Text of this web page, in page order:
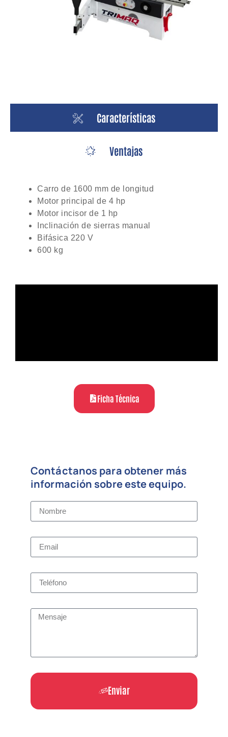
Características
Ventajas
Carro de 1600 mm de longitud
Motor principal de 4 hp
Motor incisor de 1 hp
Inclinación de sierras manual
Bifásica 220 V
600 kg
Ficha Técnica
Contáctanos para obtener más
información sobre este equipo.
Enviar